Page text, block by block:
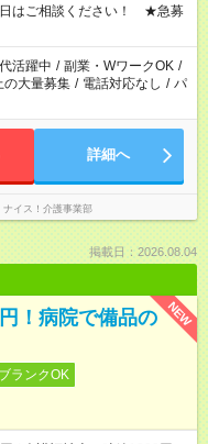
です
日はご相談ください！ ★急募
活躍中 / 副業・WワークOK /
の大量募集 / 電話対応なし / パ
詳細へ
イス！介護事業部
掲載日：2026.08.04
NEW
！病院で備品の
ブランクOK